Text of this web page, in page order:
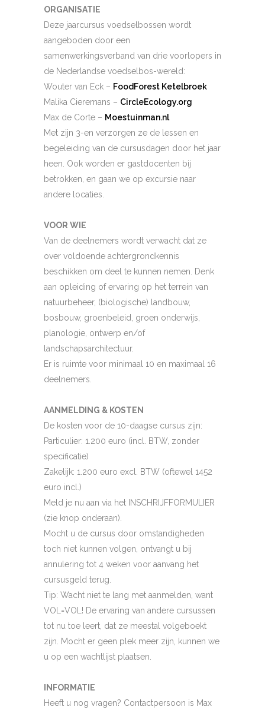
ORGANISATIE
Deze jaarcursus voedselbossen wordt
aangeboden door een
samenwerkingsverband van drie voorlopers in
de Nederlandse voedselbos-wereld:
Wouter van Eck – FoodForest Ketelbroek
Malika Cieremans – CircleEcology.org
Max de Corte – Moestuinman.nl
Met zijn 3-en verzorgen ze de lessen en
begeleiding van de cursusdagen door het jaar
heen. Ook worden er gastdocenten bij
betrokken, en gaan we op excursie naar
andere locaties.
VOOR WIE
Van de deelnemers wordt verwacht dat ze
over voldoende achtergrondkennis
beschikken om deel te kunnen nemen. Denk
aan opleiding of ervaring op het terrein van
natuurbeheer, (biologische) landbouw,
bosbouw, groenbeleid, groen onderwijs,
planologie, ontwerp en/of
landschapsarchitectuur.
Er is ruimte voor minimaal 10 en maximaal 16
deelnemers.
AANMELDING & KOSTEN
De kosten voor de 10-daagse cursus zijn:
Particulier: 1.200 euro (incl. BTW, zonder
specificatie)
Zakelijk: 1.200 euro excl. BTW (oftewel 1452
euro incl.)
Meld je nu aan via het INSCHRIJFFORMULIER
(zie knop onderaan).
Mocht u de cursus door omstandigheden
toch niet kunnen volgen, ontvangt u bij
annulering tot 4 weken voor aanvang het
cursusgeld terug.
Tip: Wacht niet te lang met aanmelden, want
VOL=VOL! De ervaring van andere cursussen
tot nu toe leert, dat ze meestal volgeboekt
zijn. Mocht er geen plek meer zijn, kunnen we
u op een wachtlijst plaatsen.
INFORMATIE
Heeft u nog vragen? Contactpersoon is Max